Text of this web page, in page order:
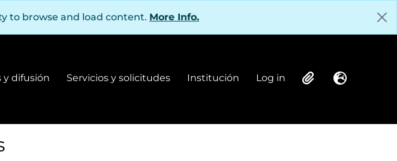
to browse and load content. More Info.
y difusión
y difusión
Servicios y solicitudes Institución
Institución
Log in
Log in ClipboardLanguage